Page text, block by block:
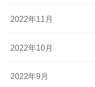
2022年11月
2022年10月
2022年9月